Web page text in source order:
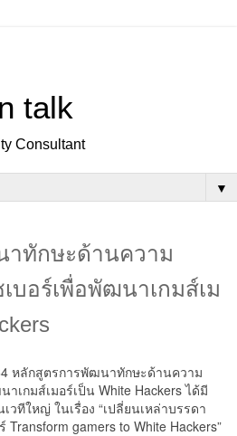
talk
Consultant
▼
ทักษะด้านความ
บอร์เพื่อพัฒนาเกมส์เม
หลักสูตรการพัฒนาทักษะด้านความ
เกมส์เมอร์เป็น White Hackers ได้มี
วทีใหญ่ ในเรื่อง “เปลี่ยนเหล่าบรรดา
Transform gamers to White Hackers”